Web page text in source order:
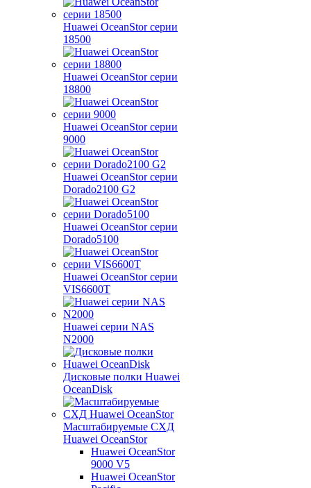
Huawei OceanStor серии
18500
Huawei OceanStor серии
18800
Huawei OceanStor серии
9000
Huawei OceanStor серии
Dorado2100 G2
Huawei OceanStor серии
Dorado5100
Huawei OceanStor серии
VIS6600T
Huawei серии NAS
N2000
Дисковые полки Huawei
OceanDisk
Масштабируемые СХД
Huawei OceanStor
Huawei OceanStor
9000 V5
Huawei OceanStor